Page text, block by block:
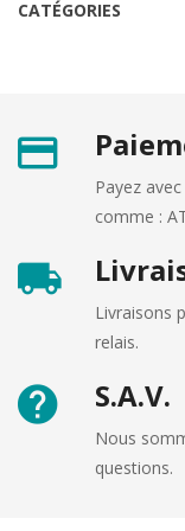
CATÉGORIES
Payez
comme :
Livraisons
relais.
S.A.V.
Nous
questions.